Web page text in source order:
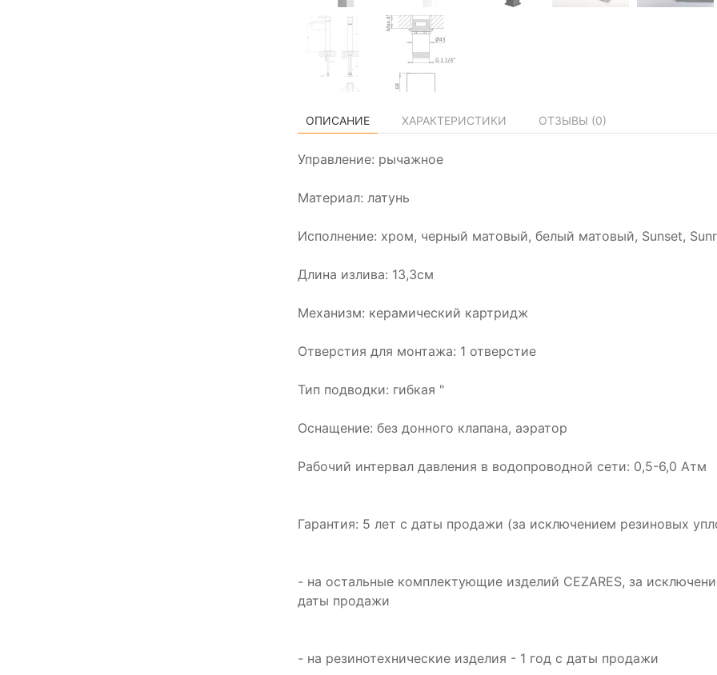
ОПИСАНИЕ ХАРАКТЕРИСТИКИ ОТЗЫВЫ (0)
Управление: рычажное
Материал: латунь
Исполнение: хром, черный матовый, белый матовый, Sunset,
Длина излива: 13,3см
Механизм: керамический картридж
Отверстия для монтажа: 1 отверстие
Тип подводки: гибкая "
Оснащение: без донного клапана, аэратор
Рабочий интервал давления в водопроводной сети: 0,5-6,0 Атм
Гарантия: 5 лет с даты продажи (за исключением резиновых
- на остальные комплектующие изделий CEZARES, за
даты продажи
- на резинотехнические изделия - 1 год с даты продажи